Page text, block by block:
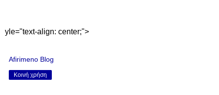
yle="text-align: center;">
Afirimeno Blog
Κοινή χρήση